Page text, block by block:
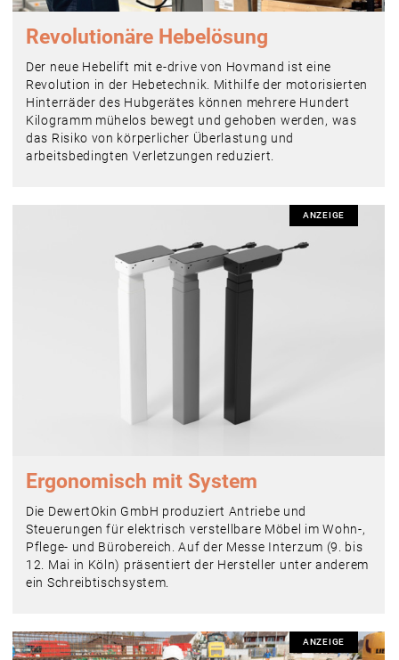
Revolutionäre Hebelösung
Der neue Hebelift mit e-drive von Hovmand ist eine
Revolution in der Hebetechnik. Mithilfe der motorisierten
Hinterräder des Hubgerätes können mehrere Hundert
Kilogramm mühelos bewegt und gehoben werden, was
das Risiko von körperlicher Überlastung und
arbeitsbedingten Verletzungen reduziert.
ANZEIGE
Ergonomisch mit System
Die DewertOkin GmbH produziert Antriebe und
Steuerungen für elektrisch verstellbare Möbel im Wohn-,
Pflege- und Bürobereich. Auf der Messe Interzum (9. bis
12. Mai in Köln) präsentiert der Hersteller unter anderem
ein Schreibtischsystem.
ANZEIGE